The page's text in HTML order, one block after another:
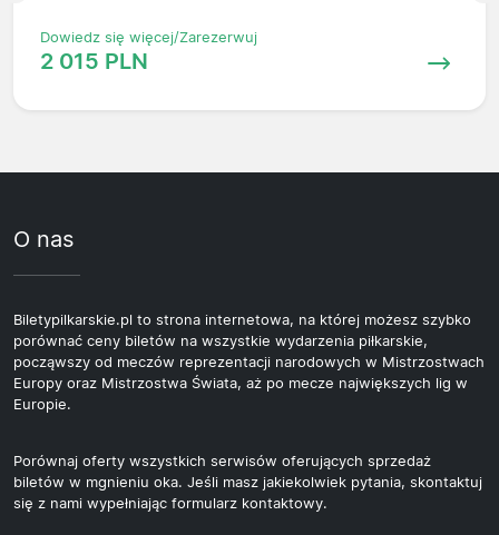
Dowiedz się więcej/Zarezerwuj
2 015 PLN
O nas
Biletypilkarskie.pl to strona internetowa, na której możesz szybko
porównać ceny biletów na wszystkie wydarzenia piłkarskie,
począwszy od meczów reprezentacji narodowych w Mistrzostwach
Europy oraz Mistrzostwa Świata, aż po mecze największych lig w
Europie.
Porównaj oferty wszystkich serwisów oferujących sprzedaż
biletów w mgnieniu oka. Jeśli masz jakiekolwiek pytania, skontaktuj
się z nami wypełniając formularz kontaktowy.